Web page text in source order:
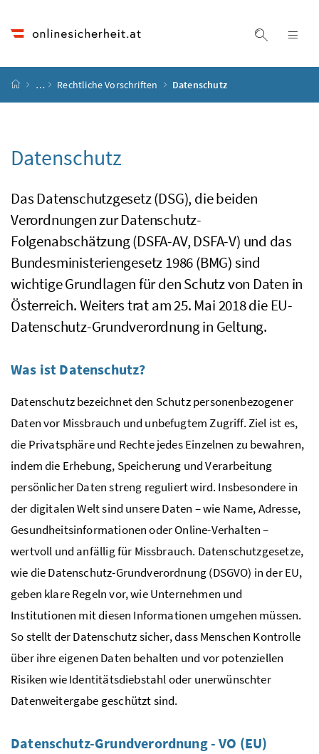
Suche
Startseite
… Rechtliche Vorschriften Datenschutz
Datenschutz
Das Datenschutzgesetz (DSG), die beiden
Verordnungen zur Datenschutz-
Folgenabschätzung (DSFA-AV, DSFA-V) und das
Bundesministeriengesetz 1986 (BMG) sind
wichtige Grundlagen für den Schutz von Daten in
Österreich. Weiters trat am 25. Mai 2018 dieEU-
Datenschutz-Grundverordnung in Geltung.
Was ist Datenschutz?
Datenschutz bezeichnet den Schutz personenbezogener
Daten vor Missbrauch und unbefugtem Zugriff. Ziel ist es,
die Privatsphäre und Rechte jedes Einzelnen zu bewahren,
indem die Erhebung, Speicherung und Verarbeitung
persönlicher Daten streng reguliert wird. Insbesondere in
der digitalen Welt sind unsere Daten – wie Name, Adresse,
Gesundheitsinformationen oder Online-Verhalten –
wertvoll und anfällig für Missbrauch. Datenschutzgesetze,
wie die Datenschutz-Grundverordnung (DSGVO) in der EU,
geben klare Regeln vor, wie Unternehmen und
Institutionen mit diesen Informationen umgehen müssen.
So stellt der Datenschutz sicher, dass Menschen Kontrolle
über ihre eigenen Daten behalten und vor potenziellen
Risiken wie Identitätsdiebstahl oder unerwünschter
Datenweitergabe geschützt sind.
Datenschutz-Grundverordnung - VO (EU)